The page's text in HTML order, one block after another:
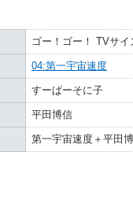
ゴー！ゴー！ TVサイ
04:第一宇宙速度
すーぱーそに子
平田博信
第一宇宙速度＋平田